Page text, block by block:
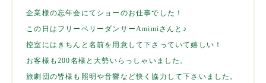
企業様の忘年会にてショーのお仕事でした！
この日はフリーベリーダンサーAmimiさんと♪
控室にはきちんと名前を用意して下さっていて嬉しい！
お客様も200名様と大勢いらっしゃいました。
旅劇団の皆様も照明や音響など快く協力して下さいました。